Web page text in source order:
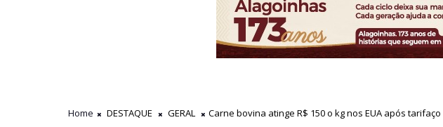
Home DESTAQUE GERAL Carne bovina atinge R$ 150 o kg nos EUA após